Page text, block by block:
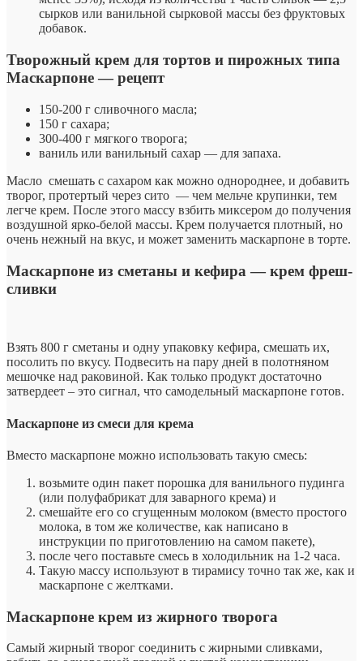
сырков или ванильной сырковой массы без фруктовых
добавок.
Творожный крем для тортов и пирожных типа
Маскарпоне — рецепт
150-200 г сливочного масла;
150 г сахара;
300-400 г мягкого творога;
ваниль или ванильный сахар — для запаха.
Масло смешать с сахаром как можно однороднее, и добавить
творог, протертый через сито — чем мельче крупинки, тем
легче крем. После этого массу взбить миксером до получения
воздушной ярко-белой массы. Крем получается плотный, но
очень нежный на вкус, и может заменить маскарпоне в торте.
Маскарпоне из сметаны и кефира — крем фреш-
сливки
Взять 800 г сметаны и одну упаковку кефира, смешать их,
посолить по вкусу. Подвесить на пару дней в полотняном
мешочке над раковиной. Как только продукт достаточно
затвердеет – это сигнал, что самодельный маскарпоне готов.
Маскарпоне из смеси для крема
Вместо маскарпоне можно использовать такую смесь:
возьмите один пакет порошка для ванильного пудинга
(или полуфабрикат для заварного крема) и
смешайте его со сгущенным молоком (вместо простого
молока, в том же количестве, как написано в
инструкции по приготовлению на самом пакете),
после чего поставьте смесь в холодильник на 1-2 часа.
Такую массу используют в тирамису точно так же, как и
маскарпоне с желтками.
Маскарпоне крем из жирного творога
Самый жирный творог соединить с жирными сливками,